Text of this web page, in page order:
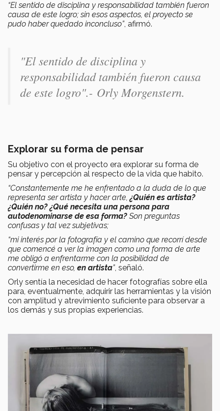
“El sentido de disciplina y responsabilidad también fueron
causa de este logro; sin esos aspectos, el proyecto se
pudo haber quedado inconcluso”, afirmó.
"El sentido de disciplina y
responsabilidad también fueron causa
de este logro".- Orly Morgenstern.
Explorar su forma de pensar
Su objetivo con el proyecto era explorar su forma de
pensar y percepción al respecto de la vida que habito.
“Constantemente me he enfrentado a la duda de lo que
representa ser artista y hacer arte,¿Quién es artista?
¿Quién no? ¿Qué necesita una persona para
autodenominarse de esa forma? Son preguntas
confusas y tal vez subjetivas;
“mi interés por la fotografía y el camino que recorrí desde
que comencé a ver la imagen como una forma de arte
me obligó a enfrentarme con la posibilidad de
convertirme en eso, en artista”, señaló.
Orly sentía la necesidad de hacer fotografías sobre ella
para, eventualmente, adquirir las herramientas y la visión
con amplitud y atrevimiento suficiente para observar a
los demás y sus propias experiencias.